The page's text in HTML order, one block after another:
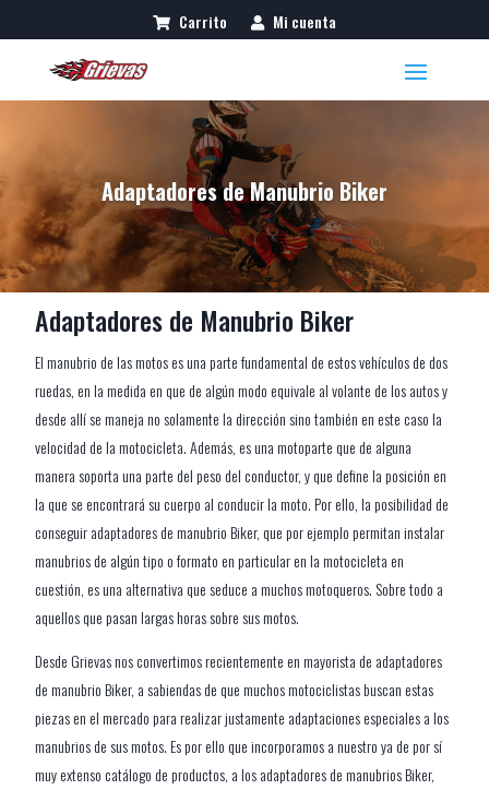
Carrito Mi cuenta
Adaptadores de Manubrio Biker
Adaptadores de Manubrio Biker
El manubrio de las motos es una parte fundamental de estos vehículos de dos
ruedas, en la medida en que de algún modo equivale al volante de los autos y
desde allí se maneja no solamente la dirección sino también en este caso la
velocidad de la motocicleta. Además, es una motoparte que de alguna
manera soporta una parte del peso del conductor, y que define la posición en
la que se encontrará su cuerpo al conducir la moto. Por ello, la posibilidad de
conseguir adaptadores de manubrio Biker, que por ejemplo permitan instalar
manubrios de algún tipo o formato en particular en la motocicleta en
cuestión, es una alternativa que seduce a muchos motoqueros. Sobre todo a
aquellos que pasan largas horas sobre sus motos.
Desde Grievas nos convertimos recientemente en mayorista de adaptadores
de manubrio Biker, a sabiendas de que muchos motociclistas buscan estas
piezas en el mercado para realizar justamente adaptaciones especiales a los
manubrios de sus motos. Es por ello que incorporamos a nuestro ya de por sí
muy extenso catálogo de productos, a los adaptadores de manubrios Biker,